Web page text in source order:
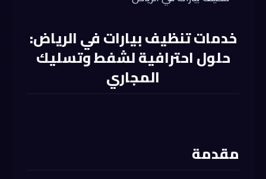
خدمات تنظيف بيارات في الرياض:
حلول احترافية لشفط وتسليك
المجاري
مقدمة